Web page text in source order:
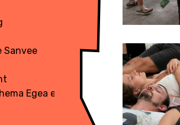
Sanvee
Egea et Robert Torche